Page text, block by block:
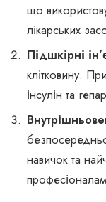
що
лікарських
Підшкірні
клітковину.
інсулін та
навичок та